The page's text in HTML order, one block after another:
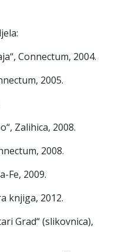
Connectum, 2004.
2005.
Zalihica, 2008.
2008.
Fe, 2009.
knjiga, 2012.
Grad“ (slikovnica),